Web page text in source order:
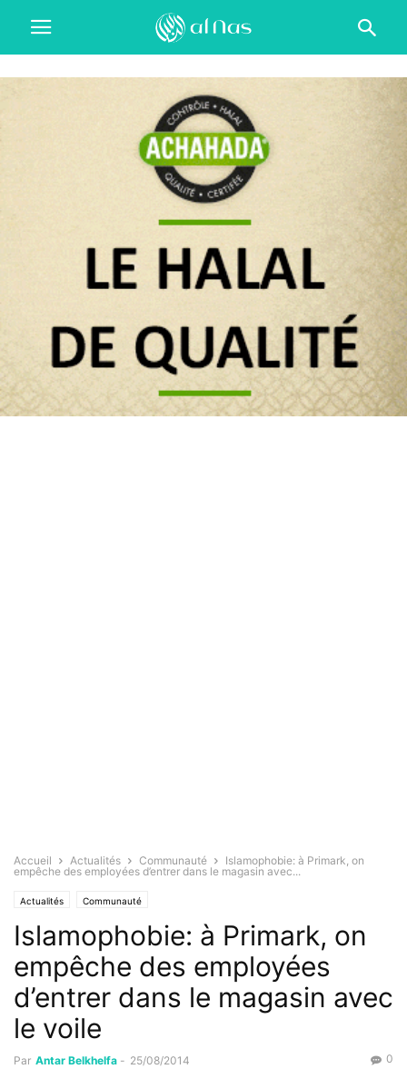
Accueil Actualités Communauté
Islamophobie: à Primark, on
empêche des employées d’entrer dans le magasin avec...
Actualités Communauté
Islamophobie: à Primark, on
empêche des employées
d’entrer dans le magasin avec
le voile
Par Antar Belkhelfa - 25/08/2014 0